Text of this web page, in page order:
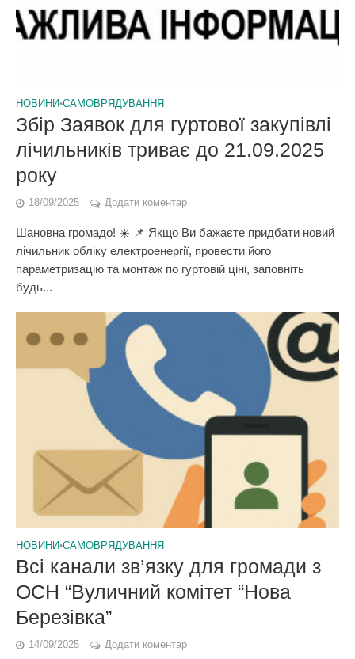
НОВИНИ•САМОВРЯДУВАННЯ
Збір Заявок для гуртової закупівлі
лічильників триває до 21.09.2025
року
18/09/2025 Додати коментар
Шановна громадо! ☀️ 📌 Якщо Ви бажаєте придбати новий
лічильник обліку електроенергії, провести його
параметризацію та монтаж по гуртовій ціні, заповніть
будь...
НОВИНИ•САМОВРЯДУВАННЯ
Всі канали зв’язку для громади з
ОСН “Вуличний комітет “Нова
Березівка”
14/09/2025 Додати коментар